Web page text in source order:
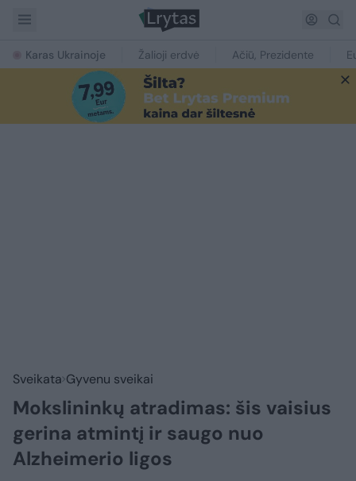
Karas Ukrainoje Žalioji erdvė Ačiū, Prezidente
Sveikata Gyvenu sveikai
Mokslininkų atradimas: šis vaisius
gerina atmintį ir saugo nuo
Alzheimerio ligos